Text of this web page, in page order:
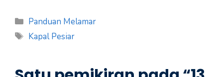
Kategori
Panduan Melamar
Tag
Kapal Pesiar